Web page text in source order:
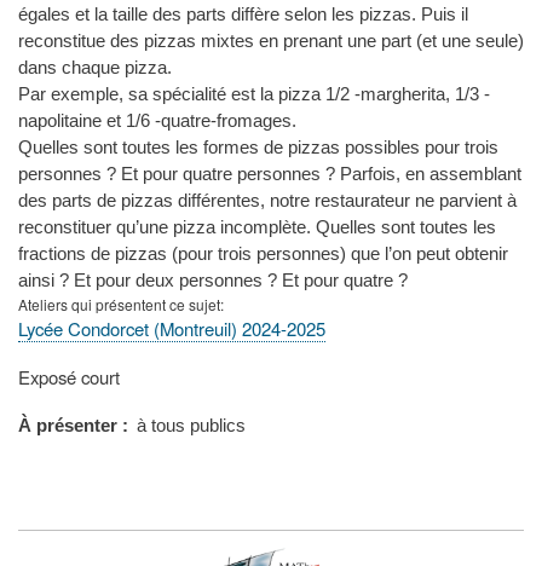
égales et la taille des parts diffère selon les pizzas. Puis il
reconstitue des pizzas mixtes en prenant une part (et une seule)
dans chaque pizza.
Par exemple, sa spécialité est la pizza 1/2 -margherita, 1/3 -
napolitaine et 1/6 -quatre-fromages.
Quelles sont toutes les formes de pizzas possibles pour trois
personnes ? Et pour quatre personnes ? Parfois, en assemblant
des parts de pizzas différentes, notre restaurateur ne parvient à
reconstituer qu’une pizza incomplète. Quelles sont toutes les
fractions de pizzas (pour trois personnes) que l’on peut obtenir
ainsi ? Et pour deux personnes ? Et pour quatre ?
Ateliers qui présentent ce sujet
Lycée Condorcet (Montreuil) 2024-2025
Type
présentation
Exposé court
À présenter à tous publics